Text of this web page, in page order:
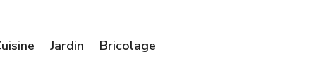
Jardin Bricolage